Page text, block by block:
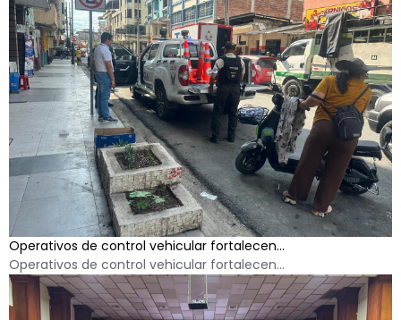
Operativos de control vehicular fortalecen...
Operativos de control vehicular fortalecen...